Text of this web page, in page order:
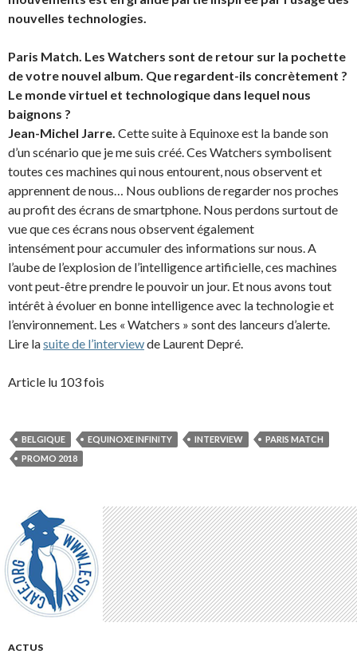
nouvelles technologies.
Paris Match. Les Watchers sont de retour sur la pochette
de votre nouvel album. Que regardent-ils concrètement ?
Le monde virtuel et technologique dans lequel nous
baignons ?
Jean-Michel Jarre. Cette suite à Equinoxe est la bande son
d’un scénario que je me suis créé. Ces Watchers symbolisent
toutes ces machines qui nous entourent, nous observent et
apprennent de nous… Nous oublions de regarder nos proches
au profit des écrans de smartphone. Nous perdons surtout de
vue que ces écrans nous observent également
intensément pour accumuler des informations sur nous. A
l’aube de l’explosion de l’intelligence artificielle, ces machines
vont peut-être prendre le pouvoir un jour. Et nous avons tout
intérêt à évoluer en bonne intelligence avec la technologie et
l’environnement. Les « Watchers » sont des lanceurs d’alerte.
Lire lasuite de l’interviewde Laurent Depré.
Article lu 103 fois
BELGIQUE EQUINOXE INFINITY INTERVIEW
PARIS MATCH
PROMO 2018
ACTUS